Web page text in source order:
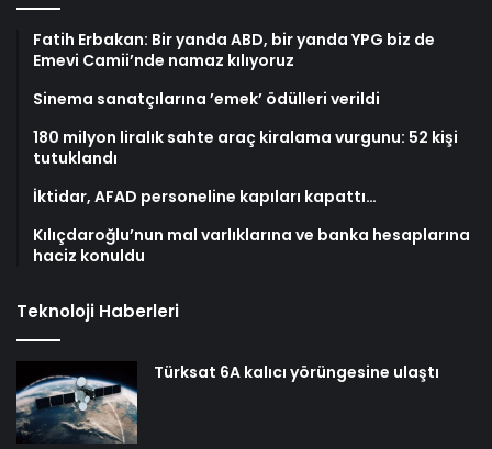
Fatih Erbakan: Bir yanda ABD, bir yanda YPG biz de
Emevi Camii’nde namaz kılıyoruz
Sinema sanatçılarına ’emek’ ödülleri verildi
180 milyon liralık sahte araç kiralama vurgunu: 52 kişi
tutuklandı
İktidar, AFAD personeline kapıları kapattı…
Kılıçdaroğlu’nun mal varlıklarına ve banka hesaplarına
haciz konuldu
Teknoloji Haberleri
Türksat 6A kalıcı yörüngesine ulaştı